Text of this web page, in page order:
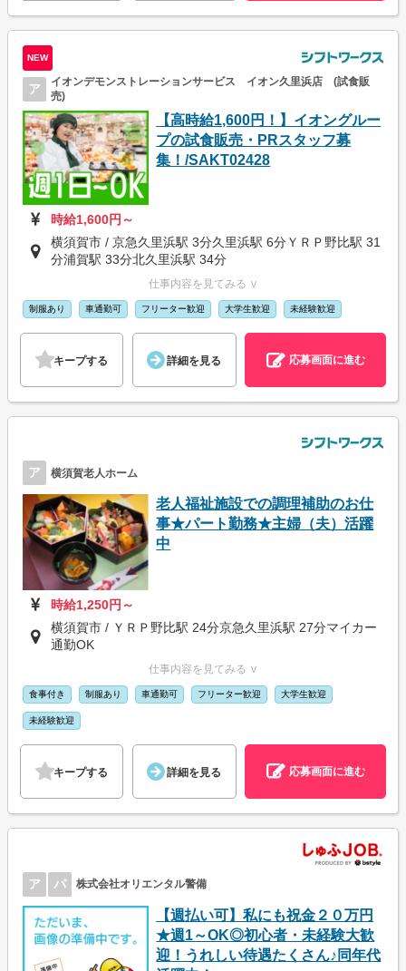
NEW
ア
イオンデモンストレーションサービス イオン久里浜店 (試食販
売)
【高時給1,600円！】イオングルー
プの試食販売・PRスタッフ募
集！/SAKT02428
時給1,600円～
横須賀市 / 京急久里浜駅 3分久里浜駅 6分ＹＲＰ野比駅 31
分浦賀駅 33分北久里浜駅 34分
仕事内容を見てみる ∨
制服あり 車通勤可 フリーター歓迎 大学生歓迎 未経験歓迎
キープする 詳細を見る 応募画面に進む
ア 横須賀老人ホーム
老人福祉施設での調理補助のお仕
事★パート勤務★主婦（夫）活躍
中
時給1,250円～
横須賀市 / ＹＲＰ野比駅 24分京急久里浜駅 27分マイカー
通勤OK
仕事内容を見てみる ∨
食事付き 制服あり 車通勤可 フリーター歓迎 大学生歓迎
未経験歓迎
キープする 詳細を見る 応募画面に進む
ア パ 株式会社オリエンタル警備
【週払い可】私にも祝金２０万円
★週1～OK◎初心者・未経験大歓
迎！うれしい待遇たくさん♪同年代